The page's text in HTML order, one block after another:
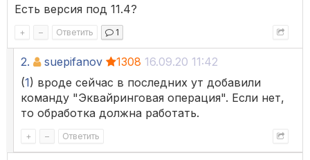
Есть версия под 11.4?
+ – Ответить 1
2. suepifanov 1308 16.09.20 11:42
(1) вроде сейчас в последних ут добавили
команду "Эквайринговая операция". Если нет,
то обработка должна работать.
+ – Ответить